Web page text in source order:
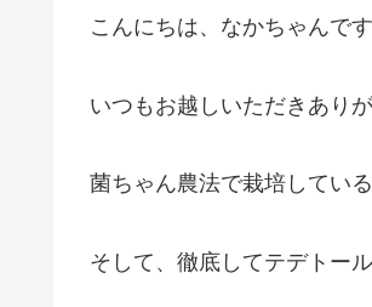
こんにちは、なかちゃんです
いつもお越しいただきあり
菌ちゃん農法で栽培してい
そして、徹底してテデトー